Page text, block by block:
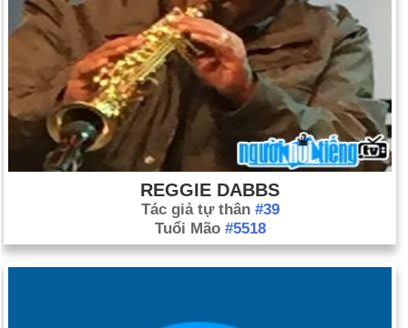
REGGIE DABBS
Tác giả tự thân #39
Tuổi Mão #5518